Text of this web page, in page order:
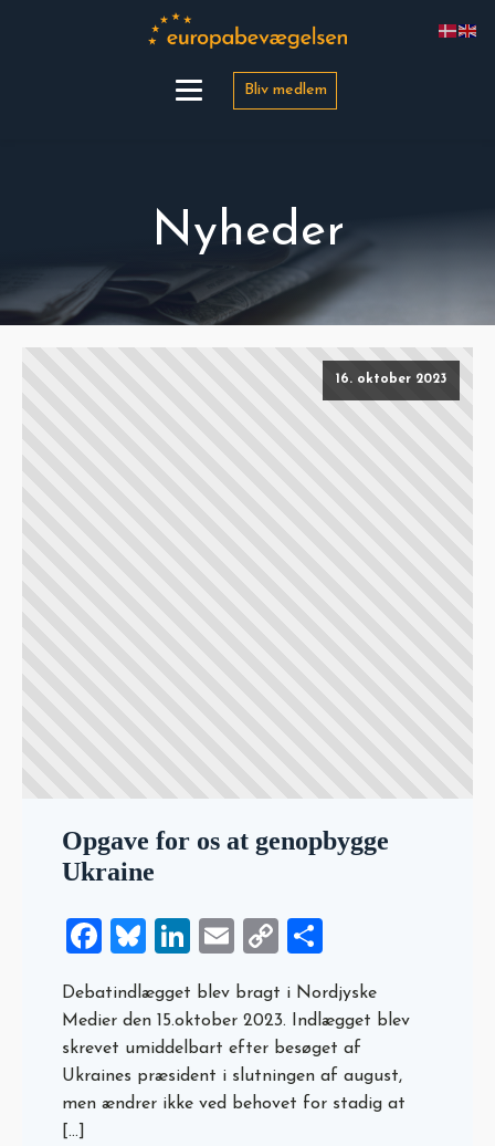
Bliv medlem
Nyheder
16. oktober 2023
Opgave for os at genopbygge
Ukraine
Facebook
Bluesky
LinkedIn
EmailCopy
Debatindlægget blev bragt i Nordjyske
Medier den 15.oktober 2023. Indlægget blev
skrevet umiddelbart efter besøget af
Ukraines præsident i slutningen af august,
men ændrer ikke ved behovet for stadig at
[…]